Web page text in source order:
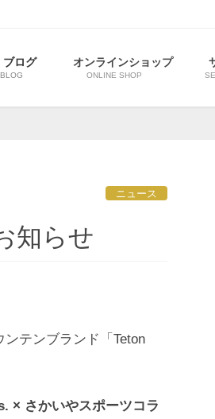
ブログ
BLOG
オンラインショップ
ONLINE SHOP
ニュース
知らせ
テンブランド「Teton
× さかいやスポーツコラ